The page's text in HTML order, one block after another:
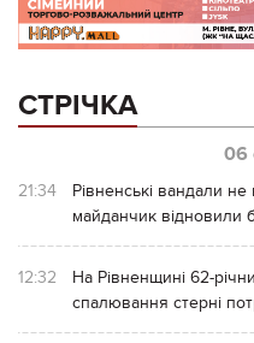
СТРІЧКА
06
21:34
Рівненські вандали
майданчик відновили
12:32
На Рівненщині 62-
спалювання стерні